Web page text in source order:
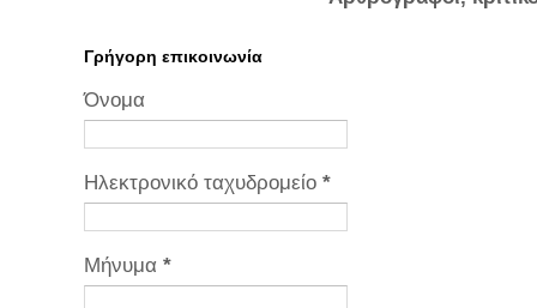
Γρήγορη επικοινωνία
Όνομα
Ηλεκτρονικό ταχυδρομείο *
Μήνυμα *